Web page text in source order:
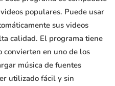
populares. Puede usar
sus videos
calidad. El programa tiene
convierten en uno de los
música de fuentes
utilizado fácil y sin